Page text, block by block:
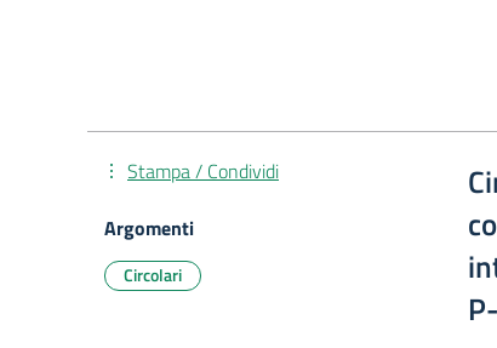
Stampa / Condividi
Argomenti
Circolari